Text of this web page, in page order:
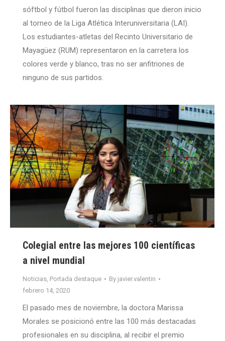
sóftbol y fútbol fueron las disciplinas que dieron inicio
al torneo de la Liga Atlética Interuniversitaria (LAI).
Los estudiantes-atletas del Recinto Universitario de
Mayagüez (RUM) representaron en la carretera los
colores verde y blanco, tras no ser anfitriones de
ninguno de sus partidos.
Colegial entre las mejores 100 científicas
a nivel mundial
Noticias, Portada destaque By javier.valentin
febrero 14, 2020
El pasado mes de noviembre, la doctora Marissa
Morales se posicionó entre las 100 más destacadas
profesionales en su disciplina, al recibir el premio